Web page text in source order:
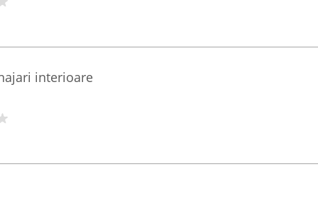
interioare